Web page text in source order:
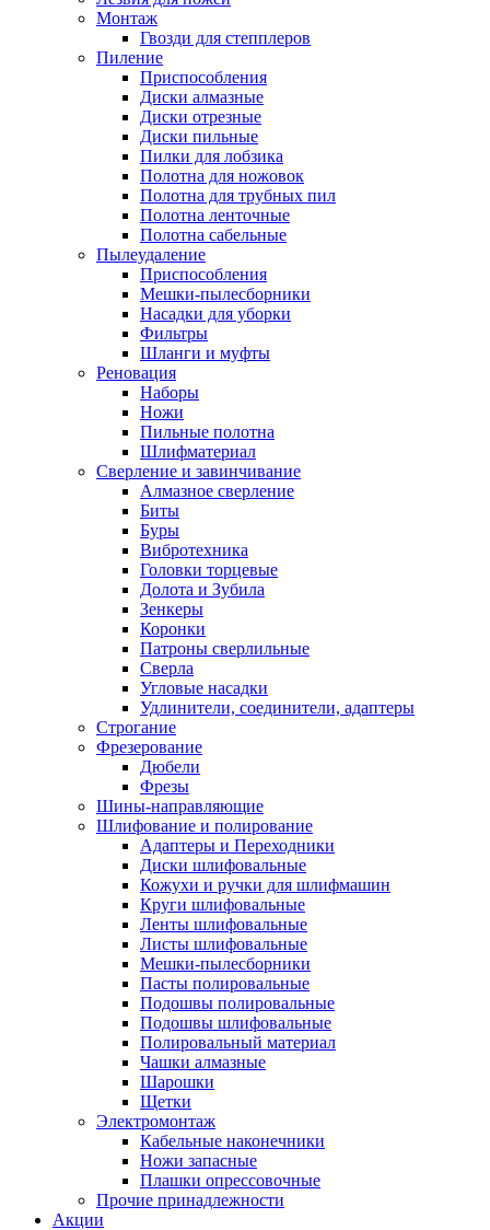
Монтаж
Гвозди для степплеров
Пиление
Приспособления
Диски алмазные
Диски отрезные
Диски пильные
Пилки для лобзика
Полотна для ножовок
Полотна для трубных пил
Полотна ленточные
Полотна сабельные
Пылеудаление
Приспособления
Мешки-пылесборники
Насадки для уборки
Фильтры
Шланги и муфты
Реновация
Наборы
Ножи
Пильные полотна
Шлифматериал
Сверление и завинчивание
Алмазное сверление
Биты
Буры
Вибротехника
Головки торцевые
Долота и Зубила
Зенкеры
Коронки
Патроны сверлильные
Сверла
Угловые насадки
Удлинители, соединители, адаптеры
Строгание
Фрезерование
Дюбели
Фрезы
Шины-направляющие
Шлифование и полирование
Адаптеры и Переходники
Диски шлифовальные
Кожухи и ручки для шлифмашин
Круги шлифовальные
Ленты шлифовальные
Листы шлифовальные
Мешки-пылесборники
Пасты полировальные
Подошвы полировальные
Подошвы шлифовальные
Полировальный материал
Чашки алмазные
Шарошки
Щетки
Электромонтаж
Кабельные наконечники
Ножи запасные
Плашки опрессовочные
Прочие принадлежности
Акции